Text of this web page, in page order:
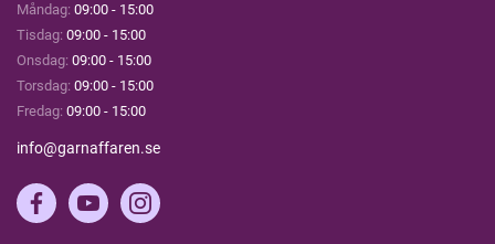
Måndag: 09:00 - 15:00
Tisdag: 09:00 - 15:00
Onsdag: 09:00 - 15:00
Torsdag: 09:00 - 15:00
Fredag: 09:00 - 15:00
info@garnaffaren.se